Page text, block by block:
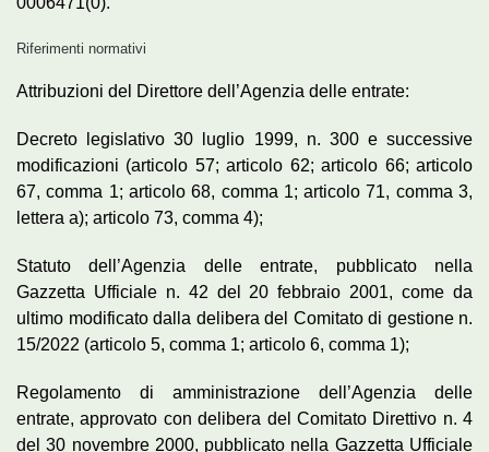
Riferimenti normativi
Attribuzioni del Direttore dell’Agenzia delle entrate:
Decreto legislativo 30 luglio 1999, n. 300 e successive
modificazioni (articolo 57; articolo 62; articolo 66; articolo
67, comma 1; articolo 68, comma 1; articolo 71, comma 3,
lettera a); articolo 73, comma 4);
Statuto dell’Agenzia delle entrate, pubblicato nella
Gazzetta Ufficiale n. 42 del 20 febbraio 2001, come da
ultimo modificato dalla delibera del Comitato di gestione n.
15/2022 (articolo 5, comma 1; articolo 6, comma 1);
Regolamento di amministrazione dell’Agenzia delle
entrate, approvato con delibera del Comitato Direttivo n. 4
del 30 novembre 2000, pubblicato nella Gazzetta Ufficiale